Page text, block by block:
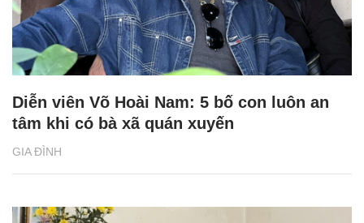
GIA ĐÌNH
Diễn viên Võ Hoài Nam: 5 bố con luôn an
tâm khi có bà xã quán xuyến